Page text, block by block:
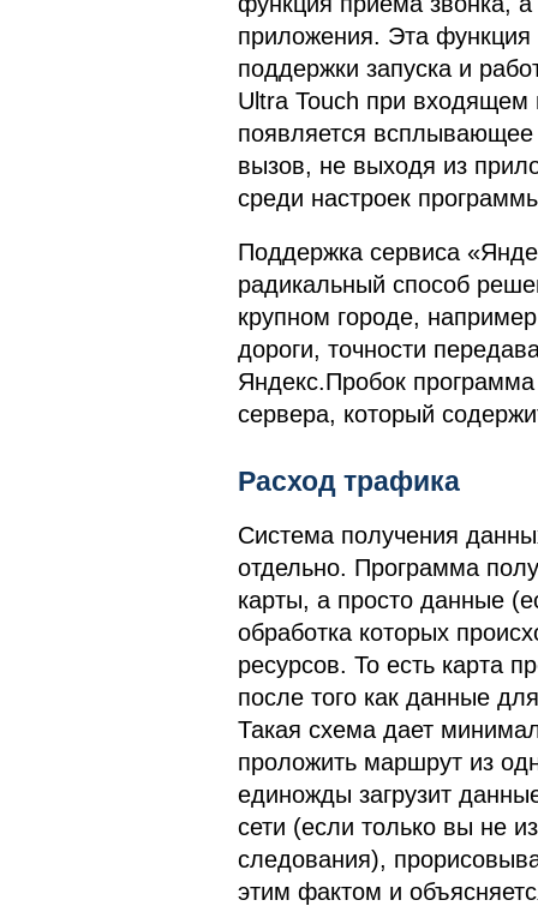
приложения. Эта функция
поддержки запуска и
Ultra Touch при входящем
появляется
вызов, не выходя из
среди настроек
Поддержка сервиса
радикальный способ
крупном городе,
дороги, точности
Яндекс.Пробок
сервера, который
Расход трафика
Система получения
отдельно. Программа
карты, а просто данные
обработка которых
ресурсов. То есть карта
после того как данные
Такая схема дает
проложить маршрут из
единожды загрузит
сети (если только вы не
следования),
этим фактом и